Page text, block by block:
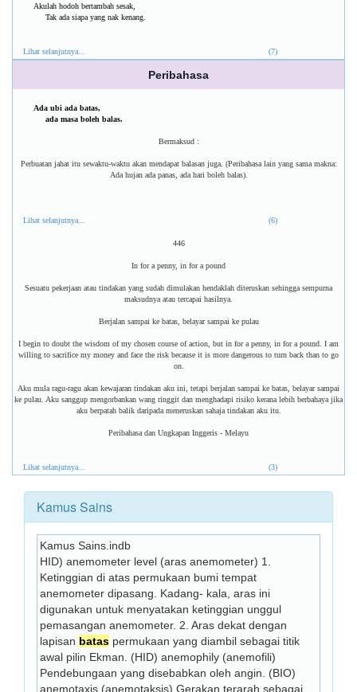
Akulah hodoh bertambah sesak,
Tak ada siapa yang nak kenang.
Lihat selanjutnya... (7)
Peribahasa
Ada ubi ada batas,
ada masa boleh balas.
Bermaksud :
Perbuatan jahat itu sewaktu-waktu akan mendapat balasan juga. (Peribahasa lain yang sama makna:
Ada hujan ada panas, ada hari boleh balas).
Lihat selanjutnya... (6)
446
In for a penny, in for a pound
Sesuatu pekerjaan atau tindakan yang sudah dimulakan hendaklah diteruskan sehingga sempurna
maksudnya atau tercapai hasilnya.
Berjalan sampai ke batas, belayar sampai ke pulau
I begin to doubt the wisdom of my chosen course of action, but in for a penny, in for a pound. I am
willing to sacrifice my money and face the risk because it is more dangerous to turn back than to go
on.
Aku mula ragu-ragu akan kewajaran tindakan aku ini, tetapi berjalan sampai ke batas, belayar sampai
ke pulau. Aku sanggup mengorbankan wang ringgit dan menghadapi risiko kerana lebih berbahaya jika
aku berpatah balik daripada meneruskan sahaja tindakan aku itu.
Peribahasa dan Ungkapan Inggeris - Melayu
Lihat selanjutnya... (3)
Kamus Sains
Kamus Sains.indb
HID) anemometer level (aras anemometer) 1.
Ketinggian di atas permukaan bumi tempat
anemometer dipasang. Kadang- kala, aras ini
digunakan untuk menyatakan ketinggian unggul
pemasangan anemometer. 2. Aras dekat dengan
lapisan batas permukaan yang diambil sebagai titik
awal pilin Ekman. (HID) anemophily (anemofili)
Pendebungaan yang disebabkan oleh angin. (BIO)
anemotaxis (anemotaksis) Gerakan terarah sebagai